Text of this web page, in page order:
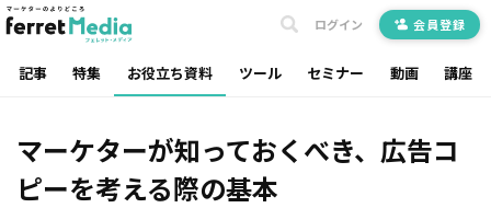
記事 特集 お役立ち資料 ツール セミナー 動画 講座
ログイン 会員登録
マーケターが知っておくべき、広告コ
ピーを考える際の基本